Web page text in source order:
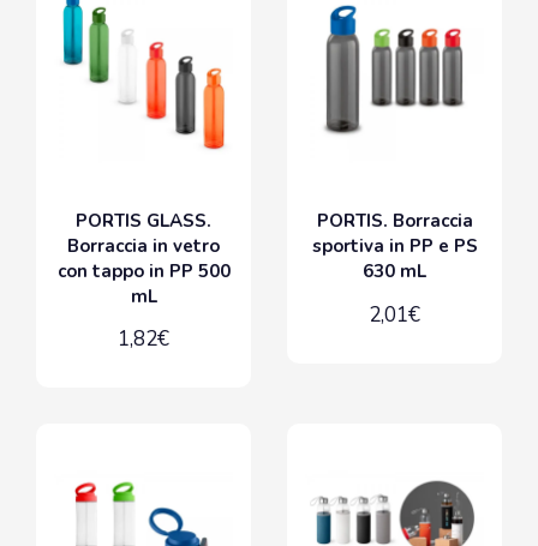
PORTIS GLASS.
Borraccia in vetro
con tappo in PP 500
mL
1,82€
PORTIS. Borraccia
sportiva in PP e PS
630 mL
2,01€